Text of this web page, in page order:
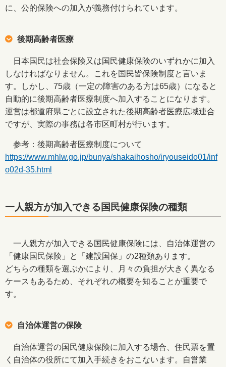
に、公的保険への加入が義務付けられています。
後期高齢者医療
日本国民は社会保険又は国民健康保険のいずれかに加入
しなければなりません。これを国民皆保険制度と言いま
す。しかし、75歳（一定の障害のある方は65歳）になると
自動的に後期高齢者医療制度へ加入することになります。
運営は都道府県ごとに設立された後期高齢者医療広域連合
ですが、実際の事務は各市区町村が行います。
参考：後期高齢者医療制度について
https://www.mhlw.go.jp/bunya/shakaihosho/iryouseido01/inf
o02d-35.html
一人親方が加入できる国民健康保険の種類
一人親方が加入できる国民健康保険には、自治体運営の
「健康国民保険」と「建設国保」の2種類あります。
どちらの種類を選ぶかにより、月々の負担が大きく異なる
ケースもあるため、それぞれの概要を知ることが重要で
す。
自治体運営の保険
自治体運営の国民健康保険に加入する場合、住民票を置
く自治体の役所にて加入手続きをおこないます。自営業